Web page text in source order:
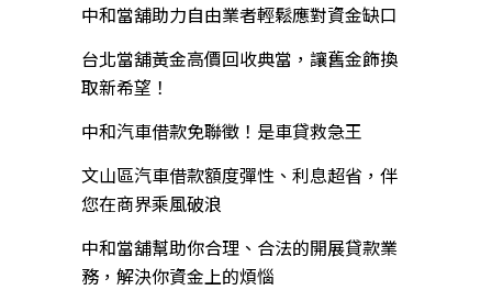
中和當舖助力自由業者輕鬆應對資金缺口
台北當舖黃金高價回收典當，讓舊金飾換
取新希望！
中和汽車借款免聯徵！是車貸救急王
文山區汽車借款額度彈性、利息超省，伴
您在商界乘風破浪
中和當舖幫助你合理、合法的開展貸款業
務，解決你資金上的煩惱